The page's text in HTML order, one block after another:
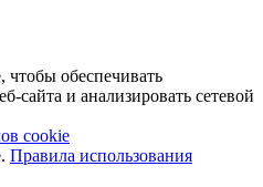
обеспечивать
сайта и анализировать сетевой
cookie
Правила использования